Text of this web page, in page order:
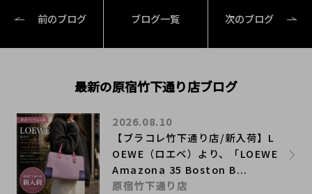
前のブログ ブログ一覧 次のブログ
最新の原宿竹下通り店ブログ
【ブラコレ竹下通り店/新入荷】L
OEWE（ロエベ）より、「LOEWE
Amazona 35 Boston B...
2026.08.10
原宿竹下通り店